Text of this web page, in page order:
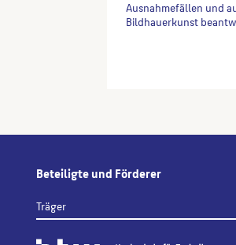
Ausnahmefällen und
Bildhauerkunst
Beteiligte und Förderer
Träger